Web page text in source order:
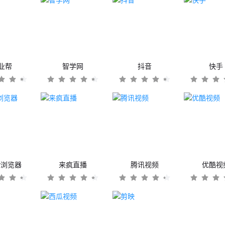
帮 智学网 抖音 快手
览器 来疯直播 腾讯视频 优酷视